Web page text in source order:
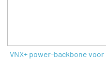
VNX+ power-backbone